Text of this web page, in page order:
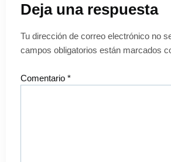
Deja una respuesta
Tu dirección de correo electrónico no
campos obligatorios están marcados
Comentario *